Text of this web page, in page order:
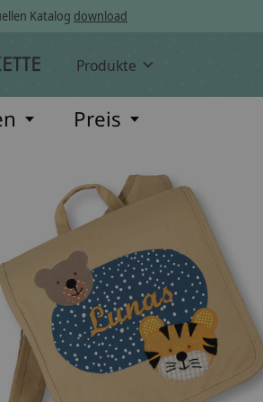
Katalog download
Produkte
Preis